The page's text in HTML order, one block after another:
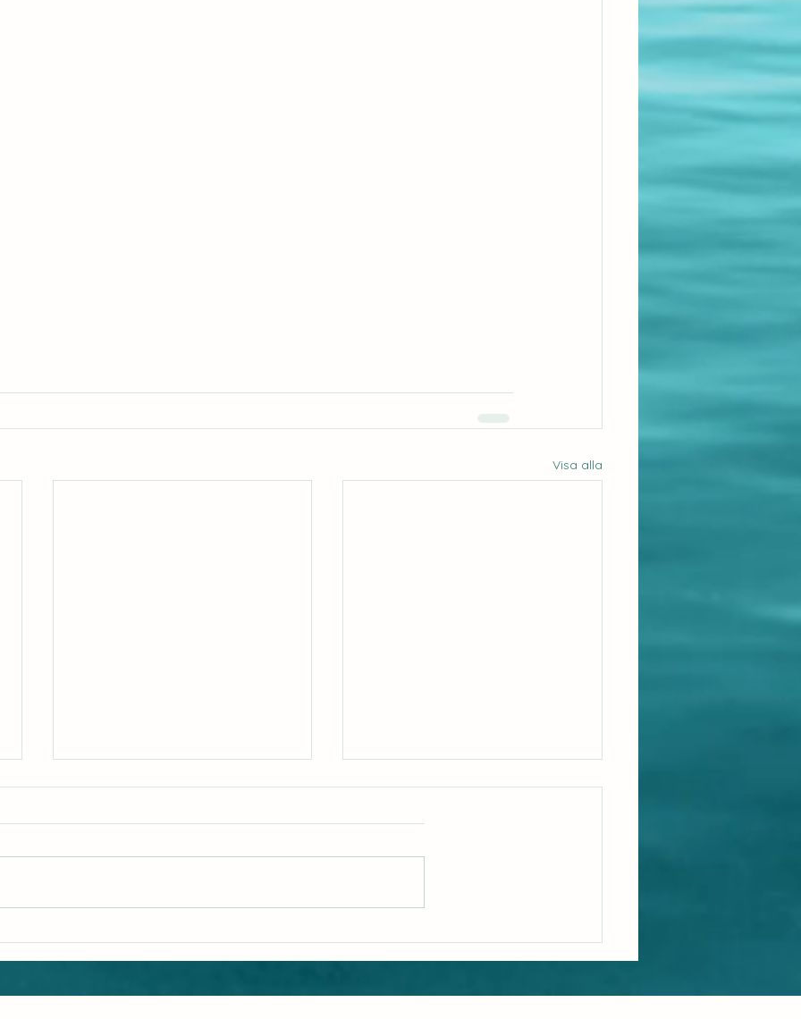
Visa alla
behandling och hur mår man